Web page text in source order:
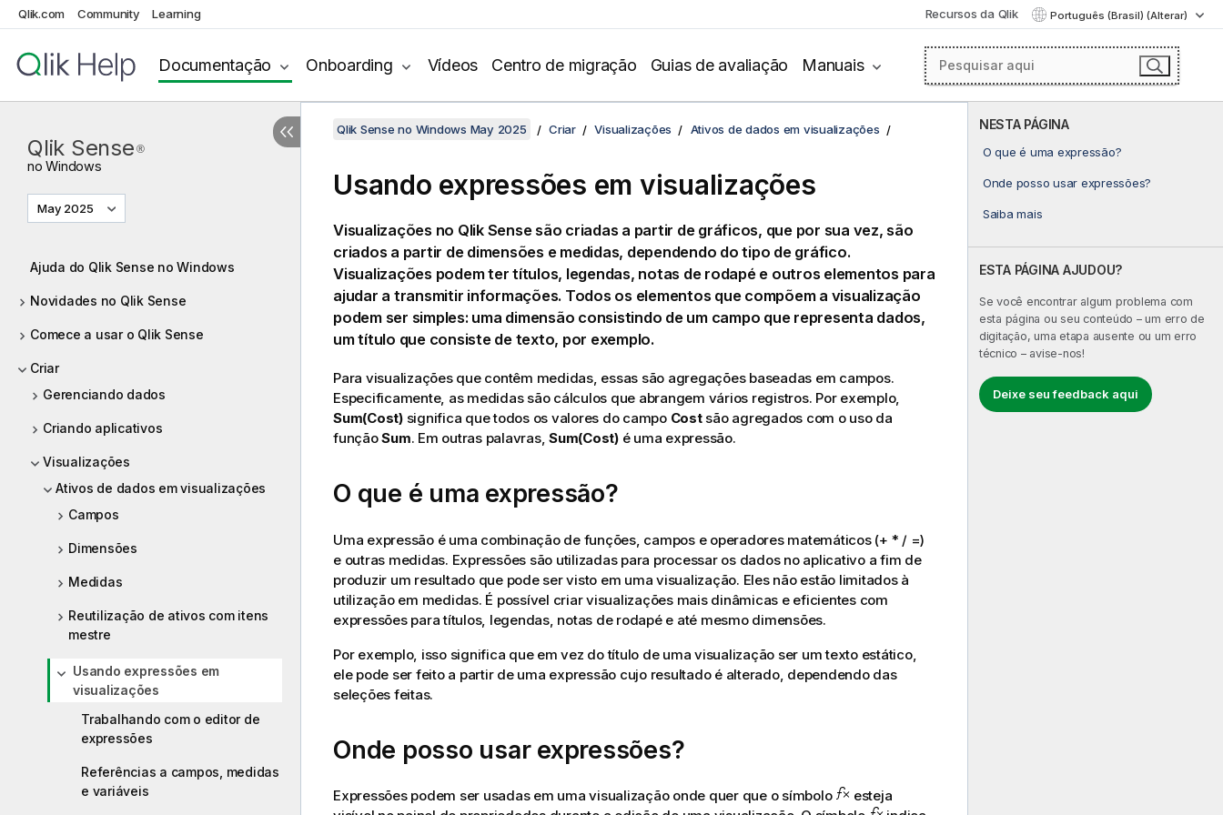
Qlik.com Community Learning Recursos da Qlik Português (Brasil) (Alterar)
Documentação Onboarding Vídeos Centro de migração Guias de avaliação Manuais
Qlik Sense ®
noWindows
May 2025
Ajuda do Qlik Sense no Windows
Novidades no Qlik Sense
Comece a usar o Qlik Sense
Criar
Gerenciando dados
Criando aplicativos
Visualizações
Ativos de dados em visualizações
Campos
Dimensões
Medidas
Reutilização de ativos com itens
mestre
Usando expressões em
visualizações
Trabalhando com o editor de
expressões
Referências a campos, medidas
e variáveis
NESTA PÁGINA
O que é uma expressão?
Onde posso usar expressões?
Saiba mais
ESTA PÁGINA AJUDOU?
Se você encontrar algum problema com
esta página ou seu conteúdo – um erro de
digitação, uma etapa ausente ou um erro
técnico – avise-nos!
Deixe seu feedback aqui
Qlik Sense no Windows May 2025 Criar Visualizações Ativos de dados em visualizações
Usando expressões em visualizações
Visualizações no Qlik Sensesão criadas a partir de gráficos, que por sua vez, são
criados a partir de dimensões e medidas, dependendo do tipo de gráfico.
Visualizações podem ter títulos, legendas, notas de rodapé e outros elementos para
ajudar a transmitir informações. Todos os elementos que compõem a visualização
podem ser simples: uma dimensão consistindo de um campo que representa dados,
um título que consiste de texto, por exemplo.
Para visualizações que contêm medidas, essas são agregações baseadas em campos.
Especificamente, as medidas são cálculos que abrangem vários registros. Por exemplo,
Sum(Cost)significa que todos os valores do campo Costsão agregados com o uso da
funçãoSum. Em outras palavras, Sum(Cost)é uma expressão.
O que é uma expressão?
Uma expressão é uma combinação de funções, campos e operadores matemáticos (+ * / =)
e outras medidas. Expressões são utilizadas para processar os dados no aplicativo a fim de
produzir um resultado que pode ser visto em uma visualização. Eles não estão limitados à
utilização em medidas. É possível criar visualizações mais dinâmicas e eficientes com
expressões para títulos, legendas, notas de rodapé e até mesmo dimensões.
Por exemplo, isso significa que em vez do título de uma visualização ser um texto estático,
ele pode ser feito a partir de uma expressão cujo resultado é alterado, dependendo das
seleções feitas.
Onde posso usar expressões?
Expressões podem ser usadas em uma visualização onde quer que o símbolo
esteja